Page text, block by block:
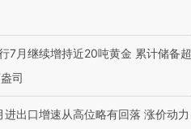
7月继续增持近20吨黄金 累计储备超
司
进出口增速从高位略有回落 涨价动力